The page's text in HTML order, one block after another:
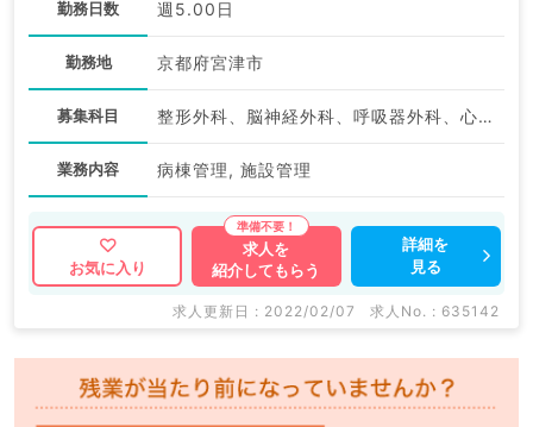
勤務日数 週5.00日
勤務地 京都府宮津市
募集科目 整形外科、脳神経外科、呼吸器外科、心臓血管外科、一般内科、循環器内科、呼吸器内科、消化器内科、内分泌・代謝内科、腎臓内科、外科系全般、一般外科、消化器外科、科目不問
業務内容 病棟管理, 施設管理
お気に入り
求人を
紹介してもらう
詳細を
見る
求人更新日 : 2022/02/07 求人No. : 635142